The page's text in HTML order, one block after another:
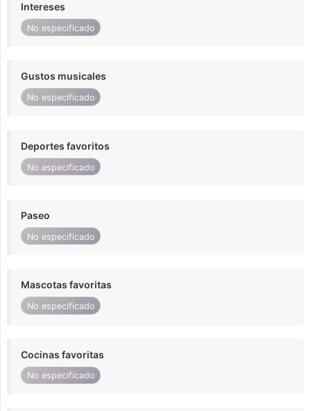
Intereses
No especificado
Gustos musicales
No especificado
Deportes favoritos
No especificado
Paseo
No especificado
Mascotas favoritas
No especificado
Cocinas favoritas
No especificado